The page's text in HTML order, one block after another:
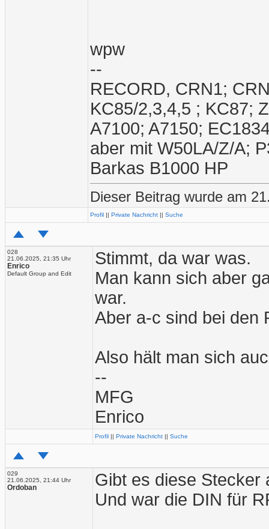
wpw
--
RECORD, CRN1;
KC85/2,3,4,5 ; KC87;
A7100; A7150;
aber mit W50LA/Z/A;
Barkas B1000 HP
Dieser Beitrag wurde am
Profil || Private Nachricht || Suche
028
21.06.2025, 21:35 Uhr
Enrico
Default Group and Edit
Stimmt, da war was.
Man kann sich aber
war.
Aber a-c sind bei den
Also hält man sich
--
MFG
Enrico
Profil || Private Nachricht || Suche
029
21.06.2025, 21:44 Uhr
Ordoban
Gibt es diese Stecker
Und war die DIN für